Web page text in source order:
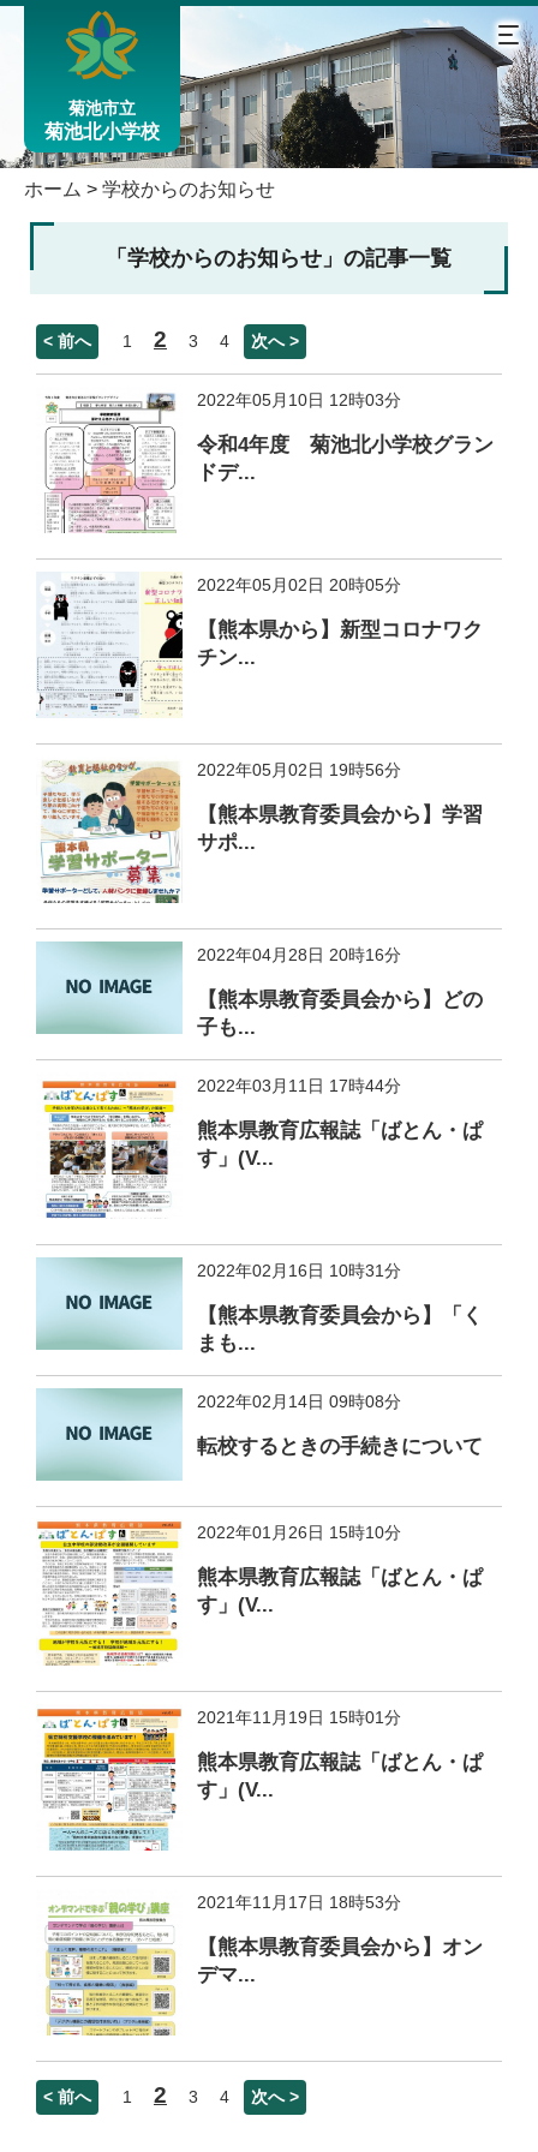
菊池市立
菊池北小学校
ホーム > 学校からのお知らせ
「学校からのお知らせ」の記事一覧
< 前へ 1 2 3 4 次へ >
2022年05月10日 12時03分
令和4年度 菊池北小学校グラン
ドデ...
2022年05月02日 20時05分
【熊本県から】新型コロナワク
チン...
2022年05月02日 19時56分
【熊本県教育委員会から】学習
サポ...
2022年04月28日 20時16分
【熊本県教育委員会から】どの
子も...
2022年03月11日 17時44分
熊本県教育広報誌「ばとん・ぱ
す」(V...
2022年02月16日 10時31分
【熊本県教育委員会から】「く
まも...
2022年02月14日 09時08分
転校するときの手続きについて
2022年01月26日 15時10分
熊本県教育広報誌「ばとん・ぱ
す」(V...
2021年11月19日 15時01分
熊本県教育広報誌「ばとん・ぱ
す」(V...
2021年11月17日 18時53分
【熊本県教育委員会から】オン
デマ...
< 前へ 1 2 3 4 次へ >